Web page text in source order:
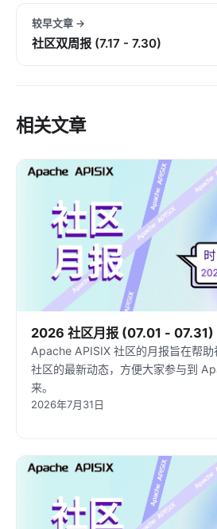
较早文章 →
社区双周报 (7.17 - 7.30)
相关文章
2026 社区月报 (07.01 - 07.31)
Apache APISIX 社区的月报旨在帮
社区的最新动态，方便大家参与到
来。
2026年7月31日